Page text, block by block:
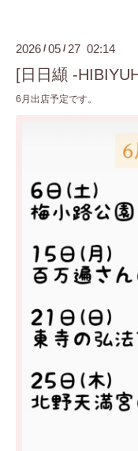
2026 /05 / 27 02:14
[日日纈 -
6月出店予定です。